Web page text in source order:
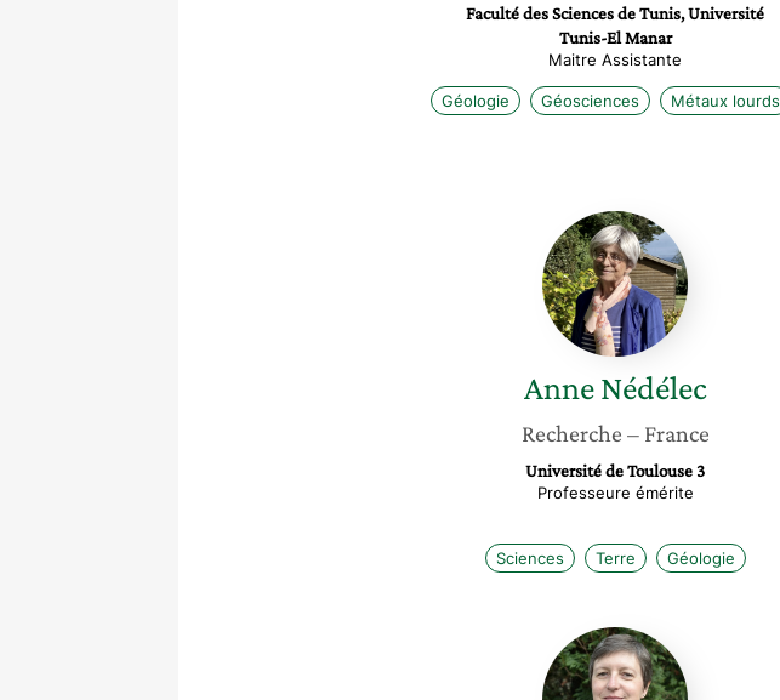
Faculté des Sciences de Tunis, Université
Tunis-El Manar
Maitre Assistante
Géologie Géosciences Métaux lourds
Anne
Nédélec
Anne Nédélec
Recherche – France
Université de Toulouse 3
Professeure émérite
Sciences Terre Géologie
Isabelle
Daniel